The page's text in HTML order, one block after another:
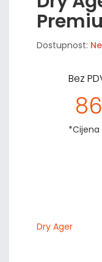
Dostupnost:
Bez
Dry Ager